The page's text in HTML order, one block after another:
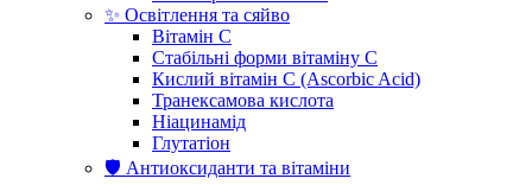
✨ Освітлення та сяйво
Вітамін С
Стабільні форми вітаміну С
Кислий вітамін С (Ascorbic Acid)
Транексамова кислота
Ніацинамід
Глутатіон
🛡️ Антиоксиданти та вітаміни